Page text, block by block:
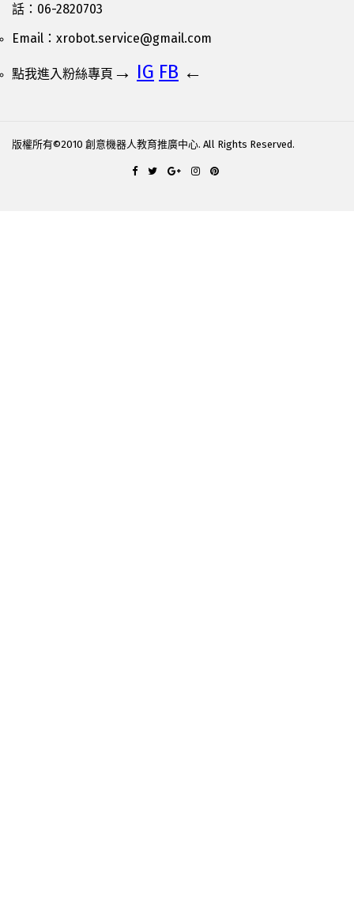
話：06-2820703
Email： xrobot.service@gmail.com
點我進入粉絲專頁 → IG FB ←
版權所有©2010 創意機器人教育推廣中心. All Rights Reserved.